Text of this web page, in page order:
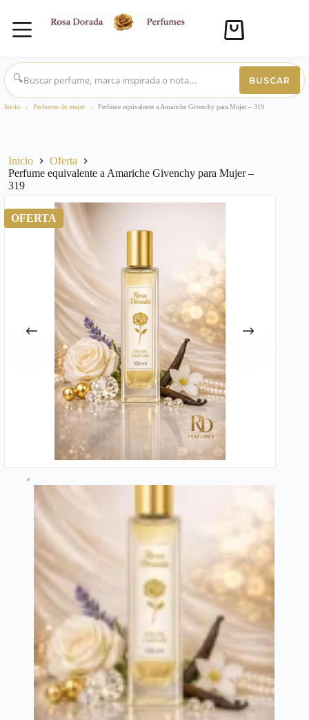
Saltar
al
contenido
Carro
compra
🔍
BUSCAR
Inicio › Perfumes de mujer › Perfume equivalente a Amariche Givenchy para Mujer – 319
Inicio
Oferta
Perfume equivalente a Amariche Givenchy para Mujer –
319
OFERTA